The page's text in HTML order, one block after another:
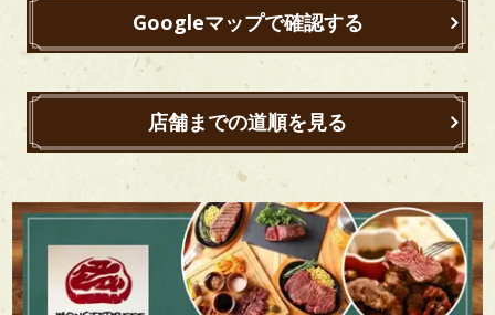
Googleマップで確認する
店舗までの道順を見る